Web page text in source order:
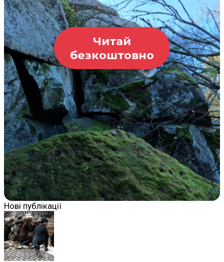
Читай
безкоштовно
Нові публікації